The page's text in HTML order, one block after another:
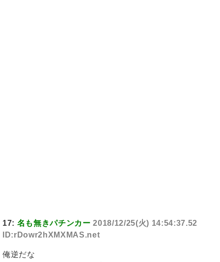
17: 名も無きパチンカー 2018/12/25(火) 14:54:37.52
ID:rDowr2hXMXMAS.net
俺逆だな